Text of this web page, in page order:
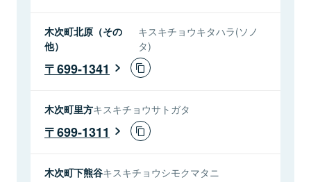
木次町北原（その
他）
キスキチョウキタハラ(ソノ
タ)
699-1341
木次町里方キスキチョウサトガタ
699-1311
木次町下熊谷キスキチョウシモクマタニ